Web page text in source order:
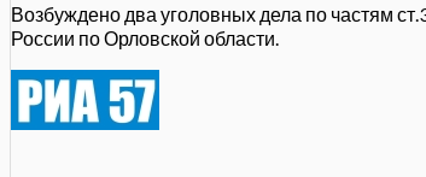
Возбуждено два уголовных дела по частям
России по Орловской области